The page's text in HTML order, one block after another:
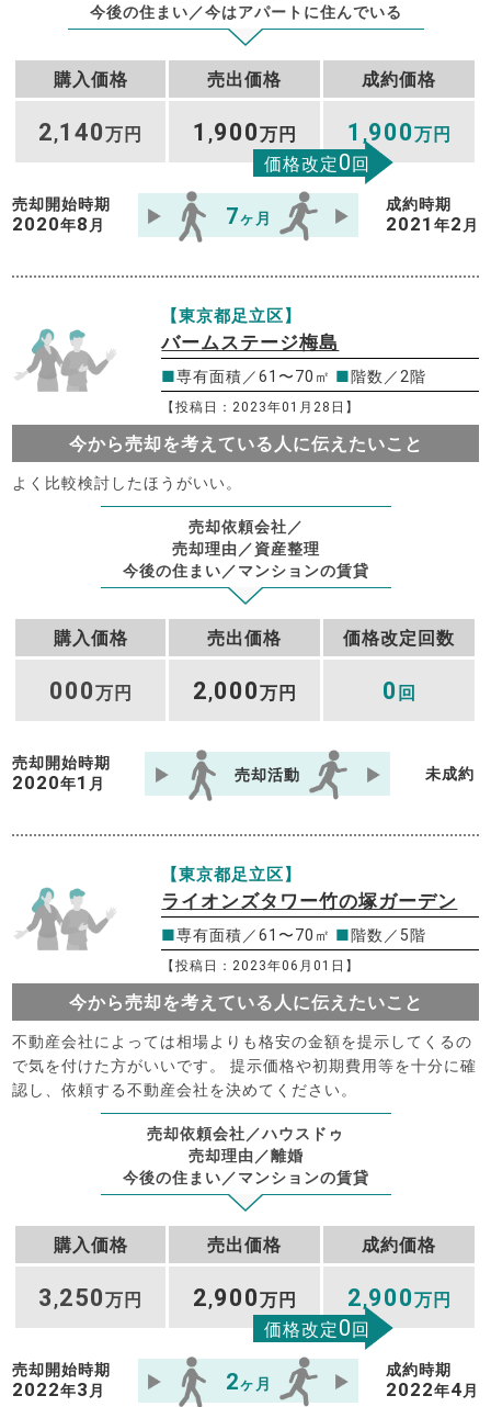
今後の住まい／今はアパートに住んでいる
購入価格 売出価格 成約価格
2,140万円 1 ,900万円 1 ,900万円
価格改定0回
売却開始時期
2020年8 月 7ヶ月
成約時期
2021 年2 月
【東京都足立区】
バームステージ梅島
■専有面積／61〜70㎡ ■階数／2階
【投稿日：2023年01月28日】
今から売却を考えている人に伝えたいこと
よく比較検討したほうがいい。
売却依頼会社／
売却理由／資産整理
今後の住まい／マンションの賃貸
購入価格 売出価格 価格改定回数
000万円 2,000万円 0 回
売却開始時期
2020年1 月
売却活動 未成約
【東京都足立区】
ライオンズタワー竹の塚ガーデン
■専有面積／61〜70㎡ ■階数／5階
【投稿日：2023年06月01日】
今から売却を考えている人に伝えたいこと
不動産会社によっては相場よりも格安の金額を提示してくるの
で気を付けた方がいいです。 提示価格や初期費用等を十分に確
認し、依頼する不動産会社を決めてください。
売却依頼会社／ハウスドゥ
売却理由／離婚
今後の住まい／マンションの賃貸
購入価格 売出価格 成約価格
3 ,250万円 2,900万円 2,900万円
価格改定0回
売却開始時期
2022年3 月 2ヶ月
成約時期
2022年4 月